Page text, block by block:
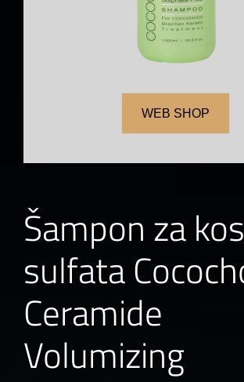
WEB SHOP
Šampon za
sulfata
Ceramide
Volumizing